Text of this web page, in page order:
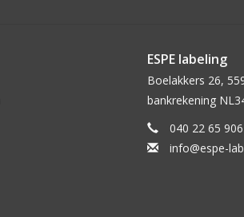
ESPE labeling
Boelakkers 26,
bankrekening
040 22 65 906
info@espe-